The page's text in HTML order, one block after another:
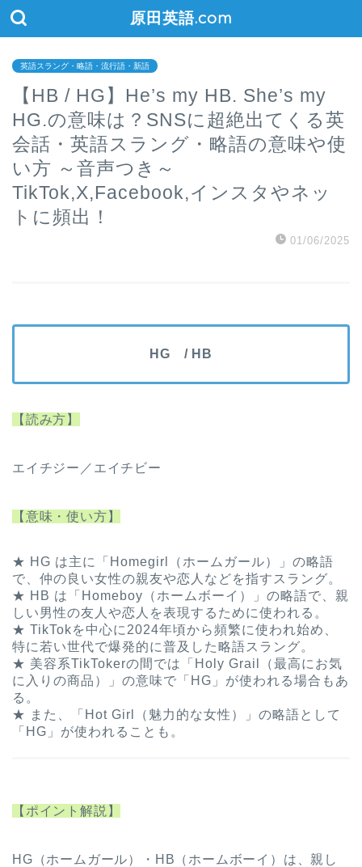
原田英語.com
英語スラング・略語・流行語・新語
【HB / HG】He’s my HB. She’s my
HG.の意味は？SNSに超絶出てくる英
会話・英語スラング・略語の意味や使
い方 ～音声つき～
TikTok,X,Facebook,インスタやネッ
トに頻出！
01/06/2025
HG / HB
【読み方】
エイチジー／エイチビー
【意味・使い方】
★ HG は主に「Homegirl（ホームガール）」の略語
で、仲の良い女性の親友や恋人などを指すスラング。
★ HB は「Homeboy（ホームボーイ）」の略語で、親
しい男性の友人や恋人を表現するために使われる。
★ TikTokを中心に2024年頃から頻繁に使われ始め、
特に若い世代で爆発的に普及した略語スラング。
★ 美容系TikTokerの間では「Holy Grail（最高にお気
に入りの商品）」の意味で「HG」が使われる場合もあ
る。
★ また、「Hot Girl（魅力的な女性）」の略語として
「HG」が使われることも。
【ポイント解説】
HG（ホームガール）・HB（ホームボーイ）は、親し